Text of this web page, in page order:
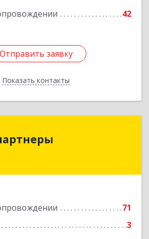
42
Отправить заявку
Показать контакты
Отправить заявку
Назад
71
3
Респ, Феодосия г, Крымская ул,